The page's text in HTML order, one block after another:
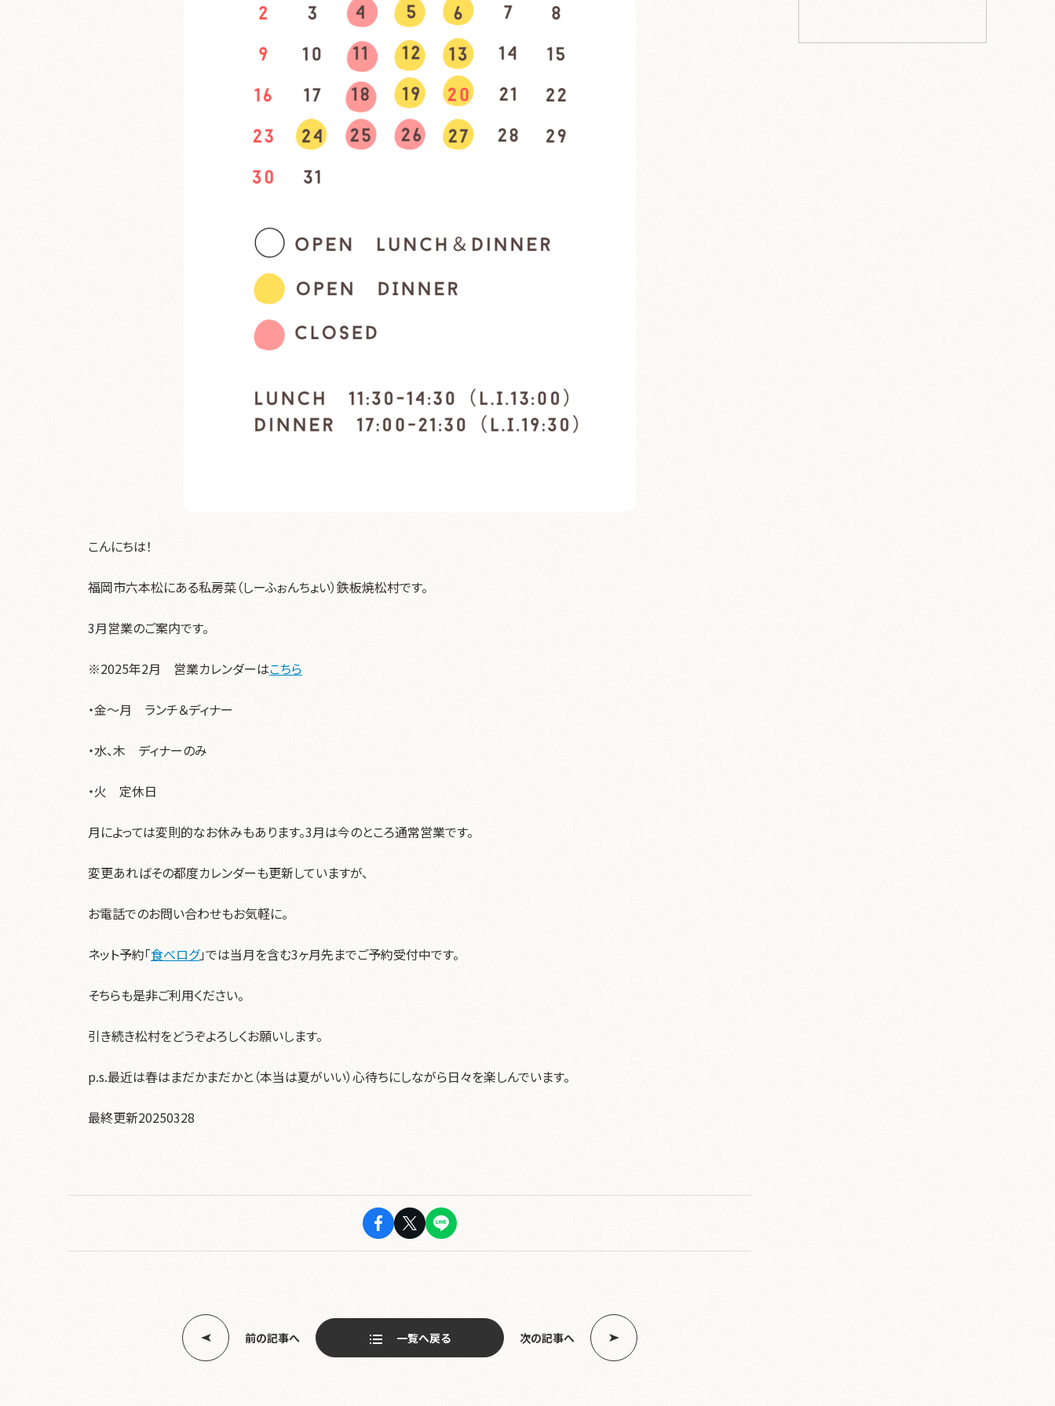
こんにちは！
福岡市六本松にある私房菜（しーふぉんちょい）鉄板焼松村です。
3月営業のご案内です。
※2025年2月 営業カレンダーはこちら
・金～月 ランチ＆ディナー
・水、木 ディナーのみ
・火 定休日
月によっては変則的なお休みもあります。3月は今のところ通常営業です。
変更あればその都度カレンダーも更新していますが、
お電話でのお問い合わせもお気軽に。
ネット予約「食べログ」では当月を含む3ヶ月先までご予約受付中です。
そちらも是非ご利用ください。
引き続き松村をどうぞよろしくお願いします。
p.s.最近は春はまだかまだかと（本当は夏がいい）心待ちにしながら日々を楽しんでいます。
最終更新20250328
ページ送り
一覧へ戻る
前の記事へ 次の記事へ